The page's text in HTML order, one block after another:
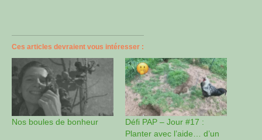
Ces articles devraient vous intéresser :
Nos boules de bonheur
Défi PAP – Jour #17 :
Planter avec l’aide… d’un